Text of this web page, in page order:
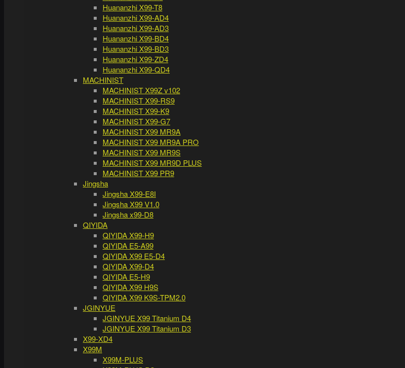
Huananzhi X99-T8
Huananzhi X99-AD4
Huananzhi X99-AD3
Huananzhi X99-BD4
Huananzhi X99-BD3
Huananzhi X99-ZD4
Huananzhi X99-QD4
MACHINIST
MACHINIST X99Z v102
MACHINIST X99-RS9
MACHINIST X99-K9
MACHINIST X99-G7
MACHINIST X99 MR9A
MACHINIST X99 MR9A PRO
MACHINIST X99 MR9S
MACHINIST X99 MR9D PLUS
MACHINIST X99 PR9
Jingsha
Jingsha X99-E8I
Jingsha X99 V1.0
Jingsha x99-D8
QIYIDA
QIYIDA X99-H9
QIYIDA E5-A99
QIYIDA X99 E5-D4
QIYIDA X99-D4
QIYIDA E5-H9
QIYIDA X99 H9S
QIYIDA X99 K9S-TPM2.0
JGINYUE
JGINYUE X99 Titanium D4
JGINYUE X99 Titanium D3
X99-XD4
X99M
X99M-PLUS